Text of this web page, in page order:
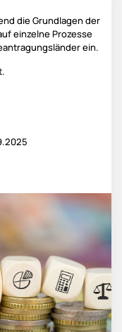
die Grundlagen der
einzelne Prozesse
ein.